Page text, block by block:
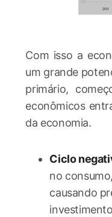
Com isso a
um grande
primário,
econômicos
da economia.
Ciclo
no
causando